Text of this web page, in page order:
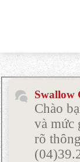
Swallow
Chào
và mức
rõ